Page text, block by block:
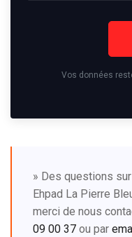
Vos données
» Des questions
Ehpad La Pierre
merci de nous
09 00 37 ou par